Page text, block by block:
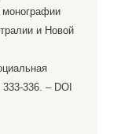
монографии
и Новой
336. – DOI